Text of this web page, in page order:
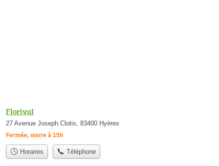
Florival
27 Avenue Joseph Clotis, 83400 Hyères
Fermée, ouvre à 15h
Horaires Téléphone